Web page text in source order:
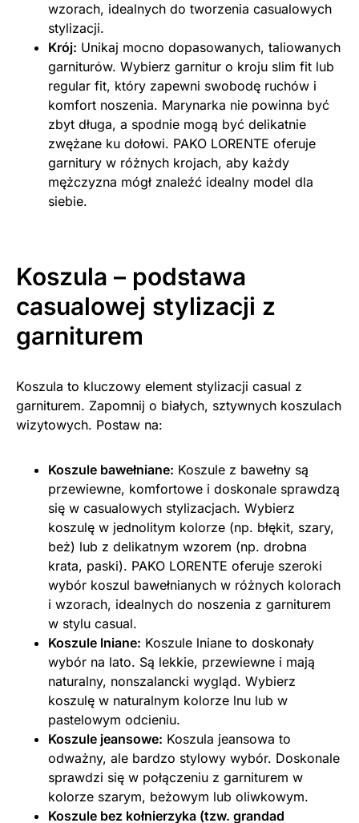
wzorach, idealnych do tworzenia casualowych
stylizacji.
Krój: Unikaj mocno dopasowanych, taliowanych
garniturów. Wybierz garnitur o kroju slim fit lub
regular fit, który zapewni swobodę ruchów i
komfort noszenia. Marynarka nie powinna być
zbyt długa, a spodnie mogą być delikatnie
zwężane ku dołowi. PAKO LORENTE oferuje
garnitury w różnych krojach, aby każdy
mężczyzna mógł znaleźć idealny model dla
siebie.
Koszula – podstawa
casualowej stylizacji z
garniturem
Koszula to kluczowy element stylizacji casual z
garniturem. Zapomnij o białych, sztywnych koszulach
wizytowych. Postaw na:
Koszule bawełniane: Koszule z bawełny są
przewiewne, komfortowe i doskonale sprawdzą
się w casualowych stylizacjach. Wybierz
koszulę w jednolitym kolorze (np. błękit, szary,
beż) lub z delikatnym wzorem (np. drobna
krata, paski). PAKO LORENTE oferuje szeroki
wybór koszul bawełnianych w różnych kolorach
i wzorach, idealnych do noszenia z garniturem
w stylu casual.
Koszule lniane: Koszule lniane to doskonały
wybór na lato. Są lekkie, przewiewne i mają
naturalny, nonszalancki wygląd. Wybierz
koszulę w naturalnym kolorze lnu lub w
pastelowym odcieniu.
Koszule jeansowe: Koszula jeansowa to
odważny, ale bardzo stylowy wybór. Doskonale
sprawdzi się w połączeniu z garniturem w
kolorze szarym, beżowym lub oliwkowym.
Koszule bez kołnierzyka (tzw. grandad